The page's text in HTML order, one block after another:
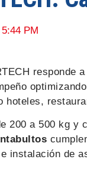
5:44 PM
responde
200 a 500 kg y
instalación de